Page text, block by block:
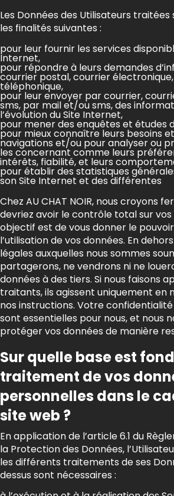
Les Données des Utilisateurs
les finalités suivantes :
pour leur fournir les services
Internet,
pour répondre à leurs demandes
courrier postal, courrier
téléphonique,
pour leur envoyer par courrier,
sms, par mail et/ou sms, des
l’évolution du Site Internet,
pour mener des enquêtes et études
pour mieux connaître leurs besoins
navigations et/ou pour analyser ou
les concernant comme leurs
intérêts, fiabilité, et leurs
pour établir des statistiques
son Site Internet et des différentes
Chez AU CHAT NOIR, nous croyons
devriez avoir le contrôle total sur
objectif est de vous donner le
l’utilisation de vos données. En
légales auxquelles nous sommes
partagerons, ne vendrons ni ne
données à des tiers. Si nous faisons
traitants, ils agissent uniquement en
nos instructions. Votre
sont essentielles pour nous, et nous
protéger vos données de manière
Sur quelle base est
traitement de vos
personnelles dans le
site web ?
En application de l’article 6.1 du
la Protection des Données,
les différents traitements de ses
dessus sont nécessaires :